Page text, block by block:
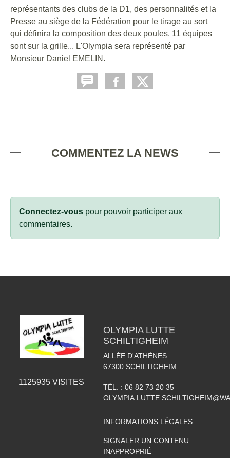
représentants des clubs de la D1, des personnalités et la
Presse au siège de la Fédération pour le tirage au sort
qui définira la composition des deux poules. 11 équipes
sont sur la grille... L'Olympia sera représenté par
Monsieur Daniel EMELIN.
COMMENTEZ LA NEWS
Connectez-vous pour pouvoir participer aux
commentaires.
1125935 VISITES
OLYMPIA LUTTE
SCHILTIGHEIM
ALLÉE D'ATHÈNES
67300 SCHILTIGHEIM
TÉL. : 06 82 73 20 35
INFORMATIONS LÉGALES
SIGNALER UN CONTENU
INAPPROPRIÉ